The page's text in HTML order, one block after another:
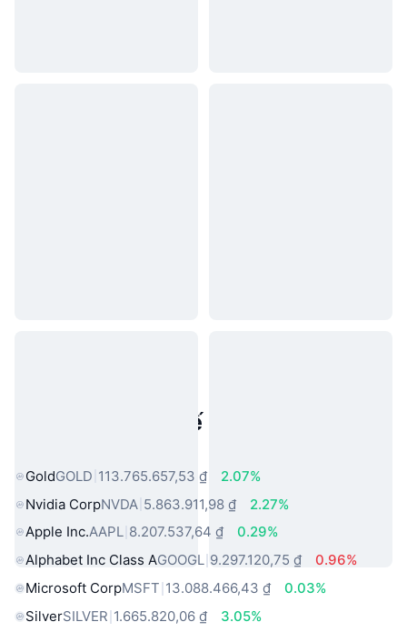
Tài sản trong thế giới thực phổ
GoldGOLD 113.765.657,53 ₫
2.07%
Nvidia CorpNVDA 5.863.911,98 ₫
2.27%
Apple Inc.AAPL 8.207.537,64 ₫
0.29%
Alphabet Inc Class AGOOGL 9.297.120,75 ₫
0.96%
Microsoft CorpMSFT 13.088.466,43 ₫
0.03%
SilverSILVER 1.665.820,06 ₫
3.05%